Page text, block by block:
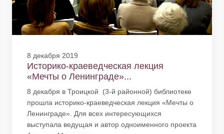
8 декабря 2019
Историко-краеведческая лекция
«Мечты о Ленинграде»...
8 декабря в Троицкой (3-й районной) библиотеке
прошла историко-краеведческая лекция «Мечты о
Ленинграде». Для всех интересующихся
выступала ведущая и автор одноименного проекта